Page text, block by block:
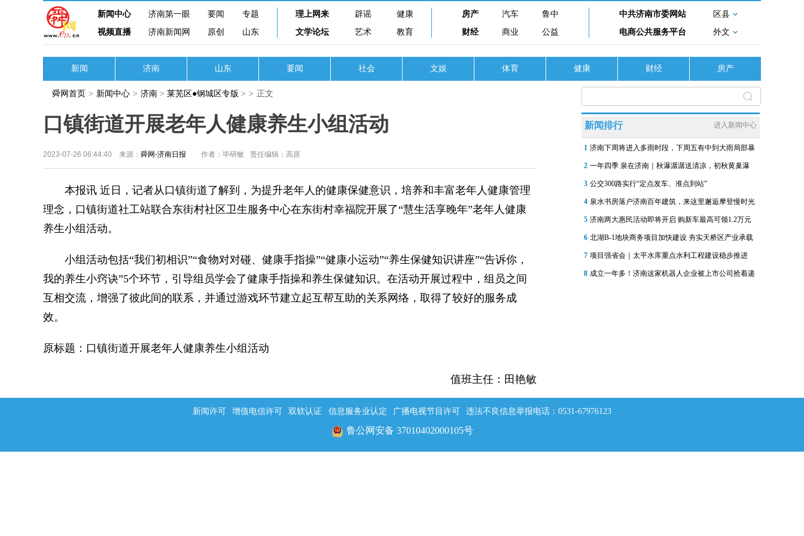
新闻中心 济南第一眼 要闻
专题
视频直播
济南新闻网 原创 山东
理上网来 辟谣
健康
文学论坛
艺术 教育
房产 汽车
鲁中
财经
商业 公益
中共济南市委网站
区县
电商公共服务平台
外文
新闻 济南 山东 要闻 社会 文娱 体育 健康 财经 房产
舜网首页 > 新闻中心 > 济南 > 莱芜区●钢城区专版 > > 正文
口镇街道开展老年人健康养生小组活动
2023-07-26 06:44:40 来源： 舜网-济南日报 作者：毕研敏 责任编辑：高原
本报讯 近日，记者从口镇街道了解到，为提升老年人的健康保健意识，培养和丰富老年人健康管理
理念，口镇街道社工站联合东街村社区卫生服务中心在东街村幸福院开展了“慧生活享晚年”老年人健康
养生小组活动。
小组活动包括“我们初相识”“食物对对碰、健康手指操”“健康小运动”“养生保健知识讲座”“告诉你，
我的养生小窍诀”5个环节，引导组员学会了健康手指操和养生保健知识。在活动开展过程中，组员之间
互相交流，增强了彼此间的联系，并通过游戏环节建立起互帮互助的关系网络，取得了较好的服务成
效。
原标题：口镇街道开展老年人健康养生小组活动
值班主任：田艳敏
新闻排行 进入新闻中心
1 济南下周将进入多雨时段，下周五有中到大雨局部暴
2 一年四季 泉在济南｜秋瀑潺潺送清凉，初秋黄巢瀑
3 公交300路实行“定点发车、准点到站”
4 泉水书房落户济南百年建筑，来这里邂逅摩登慢时光
5 济南两大惠民活动即将开启 购新车最高可领1.2万元
6 北湖B-1地块商务项目加快建设 夯实天桥区产业承载
7 项目强省会｜太平水库重点水利工程建设稳步推进
8 成立一年多！济南这家机器人企业被上市公司抢着递
新闻许可 增值电信许可 双软认证 信息服务业认定 广播电视节目许可 违法不良信息举报电话：0531-67976123
鲁公网安备 37010402000105号